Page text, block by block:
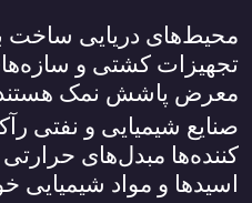
محیط‌های دریایی ساخت
تجهیزات کشتی و
معرض پاشش نمک
صنایع شیمیایی و نفتی
کننده‌ها مبدل‌های
اسیدها و مواد شیمیایی